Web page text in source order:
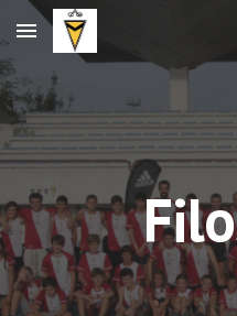
Skip to main content